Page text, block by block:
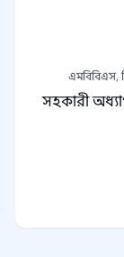
এমবিবিএস,
সহকারী